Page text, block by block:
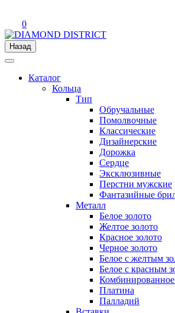
0
Назад
Каталог
Кольца
Тип
Обручальные
Помолвочные
Классические
Дизайнерские
Дорожка
Сердце
Эксклюзивные
Перстни мужские
Фантазийные
Металл
Белое золото
Желтое золото
Красное золото
Черное золото
Белое с желтым
Белое с красным
Комбинированное
Платина
Палладий